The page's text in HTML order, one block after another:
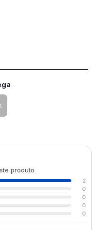
os nossos gabaritos
produto
2
0
0
0
0